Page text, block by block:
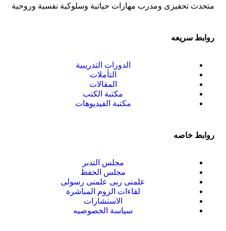
متحدث تحفيزى ومدرب مهارات حياتية وسلوكية نفسية وروحية
روابط سريعه
الدورات التدريبية
التأملات
المقالات
مكتبة الكتب
مكتبة الفيديوهات
روابط خاصه
مجلس التدبر
مجلس الحفظ
علمنى ربى علمنى رسولى
لقاءات الزوم المباشرة
الاستشارات
سياسة الخصوصيه